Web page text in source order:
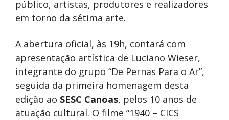
público, artistas, produtores e realizadores
em torno da sétima arte.
A abertura oficial, às 19h, contará com
apresentação artística de Luciano Wieser,
integrante do grupo “De Pernas Para o Ar”,
seguida da primeira homenagem desta
edição ao SESC Canoas, pelos 10 anos de
atuação cultural. O filme “1940 – CICS